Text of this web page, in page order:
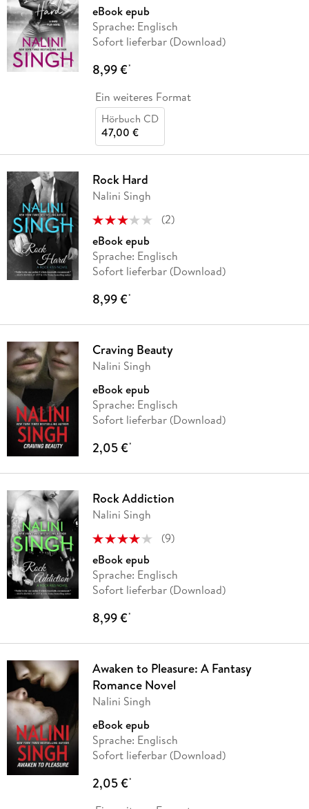
eBook epub
Sprache: Englisch
Sofort lieferbar (Download)
8,99 €*
Ein weiteres Format
Hörbuch CD
47,00 €
Rock Hard
Nalini Singh
(2)
eBook epub
Sprache: Englisch
Sofort lieferbar (Download)
8,99 €*
Craving Beauty
Nalini Singh
eBook epub
Sprache: Englisch
Sofort lieferbar (Download)
2,05 €*
Rock Addiction
Nalini Singh
(9)
eBook epub
Sprache: Englisch
Sofort lieferbar (Download)
8,99 €*
Awaken to Pleasure: A Fantasy
Romance Novel
Nalini Singh
eBook epub
Sprache: Englisch
Sofort lieferbar (Download)
2,05 €*